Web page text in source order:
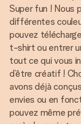
Super fun ! Nous
différentes
pouvez
t-shirt ou entrer
tout ce qui vous
d’être créatif !
avons déjà
envies ou en
pouvez même